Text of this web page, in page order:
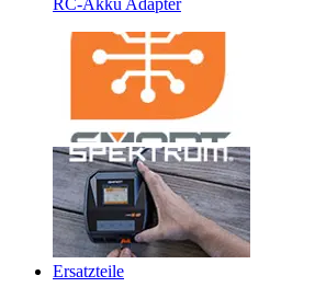
RC-Akku Adapter
Ersatzteile